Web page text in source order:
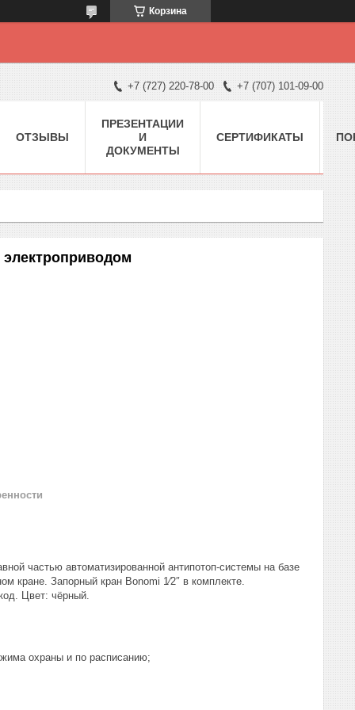
Корзина
+7 (727) 220-78-00 +7 (707) 101-09-00
ОТЗЫВЫ
ПРЕЗЕНТАЦИИ
И
ДОКУМЕНТЫ
СЕРТИФИКАТЫ
частью автоматизированной антипотоп-системы на базе
кране. Запорный кран Bonomi 1⁄2″ в комплекте.
Цвет: чёрный.
охраны и по расписанию;